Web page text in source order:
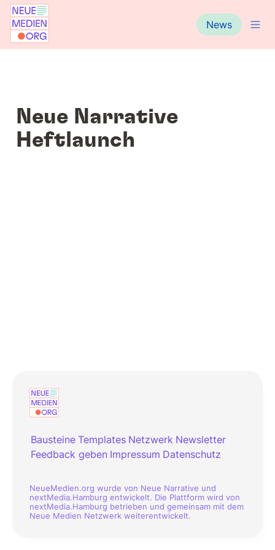
News
Neue Narrative
Heftlaunch
Bausteine Templates Netzwerk Newsletter
Feedback geben Impressum Datenschutz
NeueMedien.org wurde von Neue Narrative und
nextMedia.Hamburg entwickelt. Die Plattform wird von
nextMedia.Hamburg betrieben und gemeinsam mit dem
Neue Medien Netzwerk weiterentwickelt.